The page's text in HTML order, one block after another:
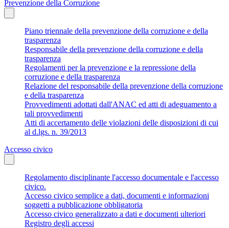
Prevenzione della Corruzione
Piano triennale della prevenzione della corruzione e della
trasparenza
Responsabile della prevenzione della corruzione e della
trasparenza
Regolamenti per la prevenzione e la repressione della
corruzione e della trasparenza
Relazione del responsabile della prevenzione della corruzione
e della trasparenza
Provvedimenti adottati dall'ANAC ed atti di adeguamento a
tali provvedimenti
Atti di accertamento delle violazioni delle disposizioni di cui
al d.lgs. n. 39/2013
Accesso civico
Regolamento disciplinante l'accesso documentale e l'accesso
civico.
Accesso civico semplice a dati, documenti e informazioni
soggetti a pubblicazione obbligatoria
Accesso civico generalizzato a dati e documenti ulteriori
Registro degli accessi